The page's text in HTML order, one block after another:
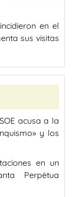
en el
sus visitas
acusa a la
y los
en un
Perpètua